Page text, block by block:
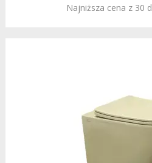
Najniższa cena z 30